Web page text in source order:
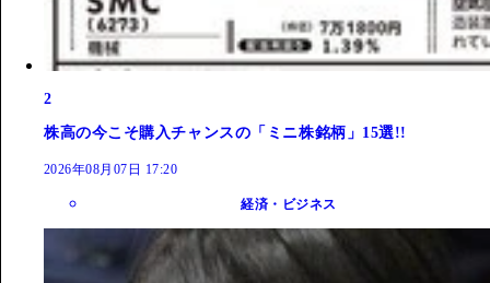
2
株高の今こそ購入チャンスの「ミニ株銘柄」15選!!
2026年08月07日 17:20
経済・ビジネス